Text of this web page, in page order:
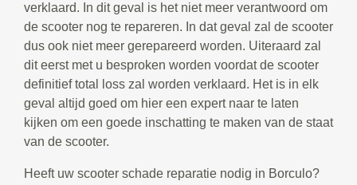
verklaard. In dit geval is het niet meer verantwoord om
de scooter nog te repareren. In dat geval zal de scooter
dus ook niet meer gerepareerd worden. Uiteraard zal
dit eerst met u besproken worden voordat de scooter
definitief total loss zal worden verklaard. Het is in elk
geval altijd goed om hier een expert naar te laten
kijken om een goede inschatting te maken van de staat
van de scooter.
Heeft uw scooter schade reparatie nodig in Borculo?